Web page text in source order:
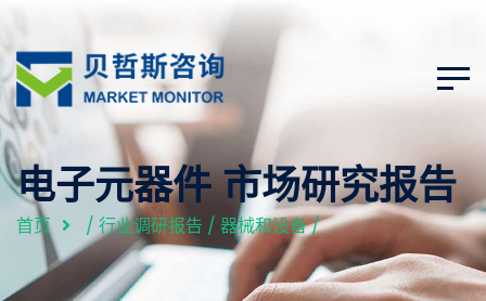
电子元器件 市场研究报告
首页 / 行业调研报告 / 器械和设备/